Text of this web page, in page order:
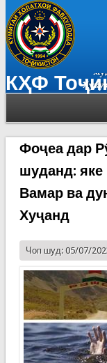
КҲФ
Фоҷеа дар
шуданд: яке
Вамар ва
Хуҷанд
Чоп шуд: 05/07/